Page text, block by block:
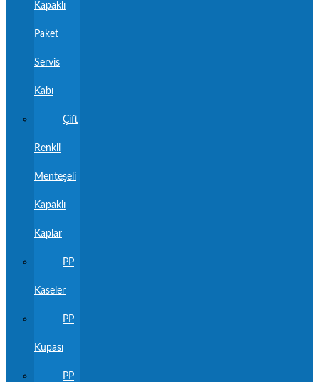
Kapaklı
Paket
Servis
Kabı
Çift
Renkli
Menteşeli
Kapaklı
Kaplar
PP
Kaseler
PP
Kupası
PP